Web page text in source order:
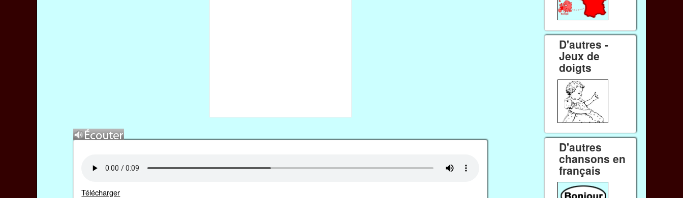
Télécharger
D'autres -
Jeux de
doigts
D'autres
chansons en
français